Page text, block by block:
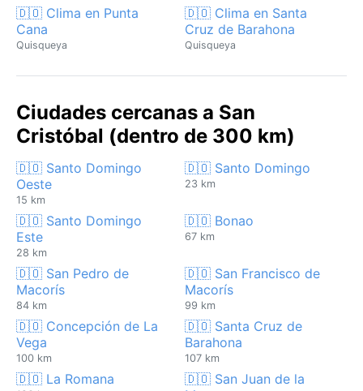
🇩🇴 Clima en Punta
Cana
Quisqueya
🇩🇴 Clima en Santa
Cruz de Barahona
Quisqueya
Ciudades cercanas a San
Cristóbal (dentro de 300 km)
🇩🇴 Santo Domingo
Oeste
15 km
🇩🇴 Santo Domingo
23 km
🇩🇴 Santo Domingo
Este
28 km
🇩🇴 Bonao
67 km
🇩🇴 San Pedro de
Macorís
84 km
🇩🇴 San Francisco de
Macorís
99 km
🇩🇴 Concepción de La
Vega
100 km
🇩🇴 Santa Cruz de
Barahona
107 km
🇩🇴 La Romana
🇩🇴 San Juan de la